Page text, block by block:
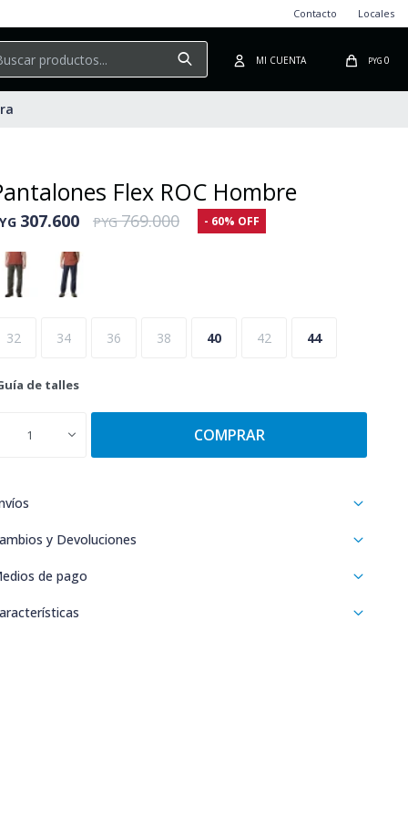
PYG 0
Contacto Locales
Flex ROC Hombre
307.600 PYG 769.000 60
32 34 36 38 40 42 44
de talles
1 COMPRAR
y Devoluciones
de pago